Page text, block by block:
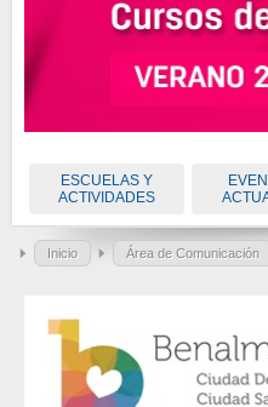
ESCUELAS Y
ACTIVIDADES
Inicio Área de Comunicación